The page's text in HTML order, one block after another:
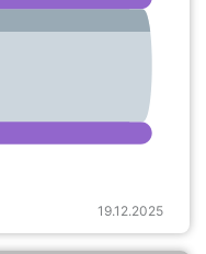
19.12.2025